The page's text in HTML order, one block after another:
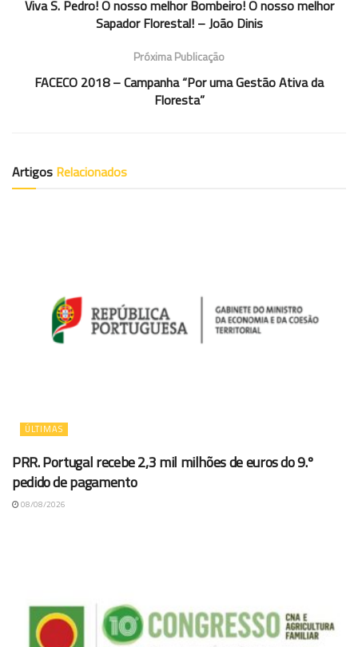
Viva S. Pedro! O nosso melhor Bombeiro! O nosso melhor
Sapador Florestal! – João Dinis
Próxima Publicação
FACECO 2018 – Campanha “Por uma Gestão Ativa da
Floresta”
Artigos Relacionados
ÚLTIMAS
PRR. Portugal recebe 2,3 mil milhões de euros do 9.º
pedido de pagamento
08/08/2026